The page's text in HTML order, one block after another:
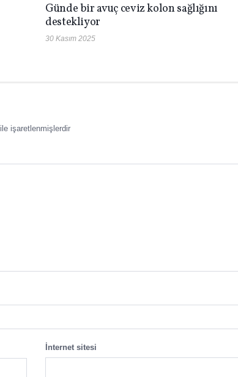
Günde bir avuç ceviz kolon sağlığını
destekliyor
30 Kasım 2025
ile işaretlenmişlerdir
İnternet sitesi